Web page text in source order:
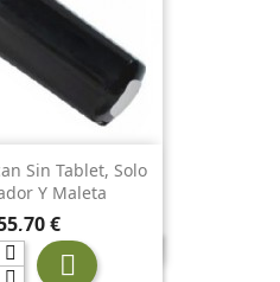
Sin Tablet, Solo
Y Maleta
€
